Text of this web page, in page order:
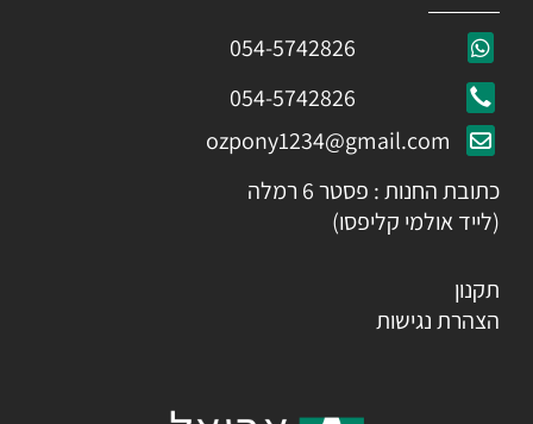
054-5742826
054-5742826
ozpony1234@gmail.com
כתובת החנות : פסטר 6 רמלה
(לייד אולמי קליפסו)
תקנון
הצהרת נגישות